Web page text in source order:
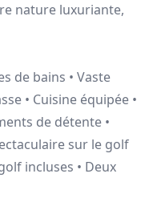
nature luxuriante,
de bains • Vaste
• Cuisine équipée •
de détente •
sur le golf
incluses • Deux